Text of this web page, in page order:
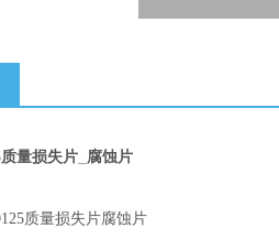
量损失片 _腐蚀片
质量损失片腐蚀片